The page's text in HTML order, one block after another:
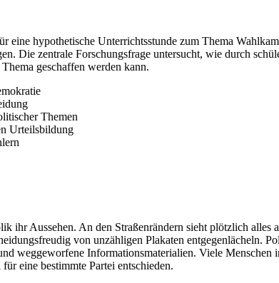
hypothetische Unterrichtsstunde zum Thema
Die zentrale Forschungsfrage untersucht, wie durch
geschaffen werden kann.
Themen
Urteilsbildung
ihr Aussehen. An den Straßenrändern sieht plötzlich alles
von unzähligen Plakaten entgegenlächeln.
weggeworfene Informationsmaterialien. Viele
eine bestimmte Partei entschieden.